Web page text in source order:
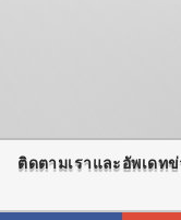
ติดตามเราและอัพเดท